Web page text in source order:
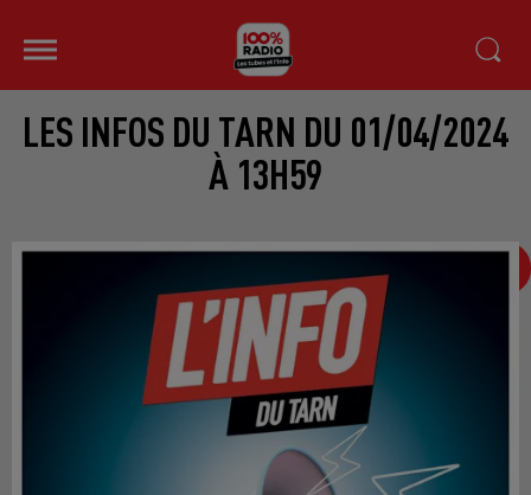
LES INFOS DU TARN DU 01/04/2024
À 13H59